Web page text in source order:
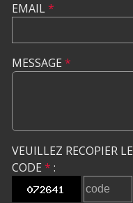
EMAIL*
MESSAGE *
VEUILLEZ RECOPIER LE
CODE * :